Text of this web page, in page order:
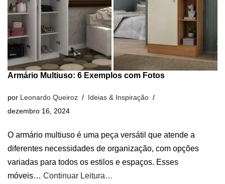
Armário Multiuso: 6 Exemplos com Fotos
por Leonardo Queiroz
Ideias & Inspiração
dezembro 16, 2024
O armário multiuso é uma peça versátil que atende a
diferentes necessidades de organização, com opções
variadas para todos os estilos e espaços. Esses
móveis… Continuar Leitura…